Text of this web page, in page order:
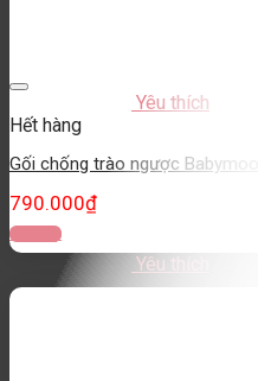
Yêu thích
Hết hàng
Gối chống trào ngược Babymoov
790.000₫
Đọc tiếp
Yêu thích